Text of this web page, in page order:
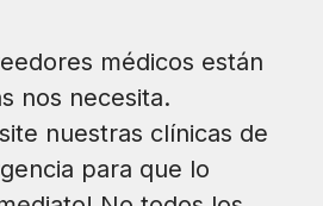
médicos están
nos necesita.
nuestras clínicas de
para que lo